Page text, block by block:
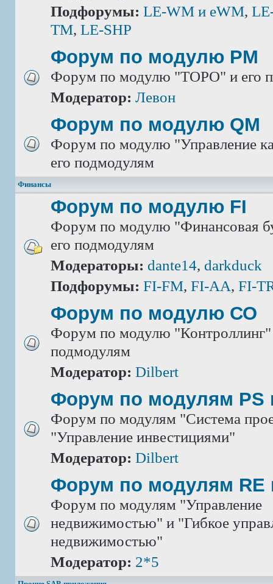
Подфорумы: LE-WM и eWM,
TM, LE-SHP
Форум по модулю РМ
Форум по модулю "ТОРО" и его
Модератор: Левон
Форум по модулю QM
Форум по модулю "Управление
его подмодулям
Финансы
Форум по модулю FI
Форум по модулю "Финансовая
его подмодулям
Модераторы: dante14, darkduck
Подфорумы: FI-FM, FI-AA, FI-
Форум по модулю СО
Форум по модулю "Контроллинг"
подмодулям
Модератор: Dilbert
Форум по модулям PS
Форум по модулям "Система
"Управление инвестициями"
Модератор: Dilbert
Форум по модулям RE
Форум по модулям "Управление
недвижимостью" и "Гибкое
недвижимостью"
Модератор: 2*5